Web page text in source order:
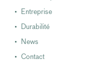
Entreprise
Durabilité
News
Contact